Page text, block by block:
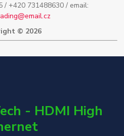
+420 731488630 / email:
© 2026
- HDMI High